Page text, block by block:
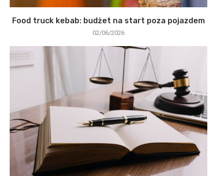
Food truck kebab: budżet na start poza pojazdem
02/06/2026